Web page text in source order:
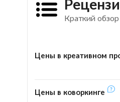
Краткий
Цены в креативном
Цены в коворкинге